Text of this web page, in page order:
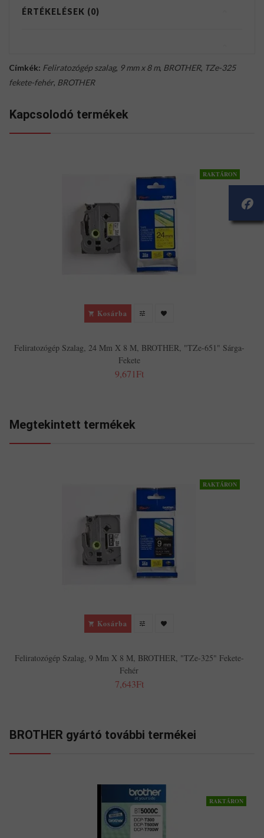
ÉRTÉKELÉSEK (0)
Címkék: Feliratozógép szalag, 9 mm x 8 m, BROTHER, TZe-325
fekete-fehér, BROTHER
Kapcsolodó termékek
RAKTÁRON
Kosárba
Feliratozógép Szalag, 24 Mm X 8 M, BROTHER, "TZe-651" Sárga-
Fekete
9,671Ft
Megtekintett termékek
RAKTÁRON
Kosárba
Feliratozógép Szalag, 9 Mm X 8 M, BROTHER, "TZe-325" Fekete-
Fehér
7,643Ft
BROTHER gyártó további termékei
RAKTÁRON